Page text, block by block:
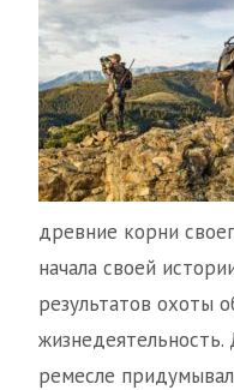
древние корни
начала своей
результатов охоты
ремесле